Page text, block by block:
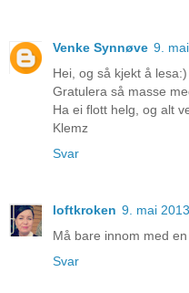
Venke Synnøve 9.
Hei, og så kjekt å lesa:)
Gratulera så masse
Ha ei flott helg, og alt
Klemz
Svar
loftkroken 9. mai
Må bare innom med
Svar